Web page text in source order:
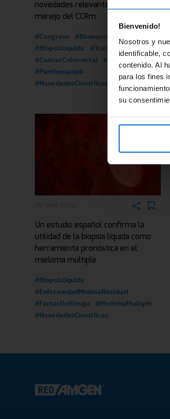
Bienvenido!
Nosotros y
identificable,
contenido. Al
para los fines
su
novedades relevantes para el
manejo del CCRm
#Congreso
#Biomarcadores
#Biopsialiquida
#Tratamiento
#CancerColorrectal
#ASCO
#Panitumumab
#NovedadesCientificas
Un estudio español confirma la
utilidad de la biopsia líquida como
herramienta pronóstica en el
mieloma múltiple
#Biopsialiquida
#EnfermedadMinimaResidual
#FactorDeRiesgo
#MielomaMultiple
#NovedadesCientificas